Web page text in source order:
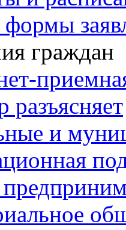
граждан
разъясняет
и